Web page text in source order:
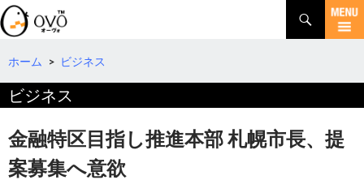
検
索
コ
テ
へ
動
ホーム > ビジネス
ビジネス
金融特区目指し推進本部 札幌市長、提
案募集へ意欲